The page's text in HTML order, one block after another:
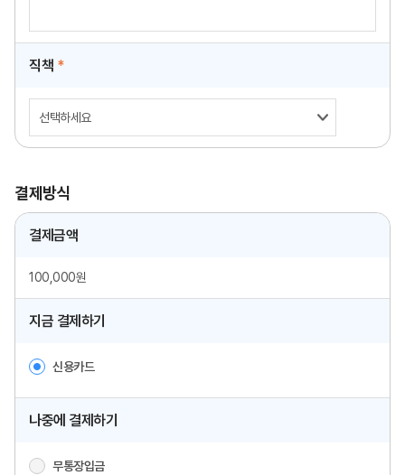
직책 *
결제방식
결제금액
100,000원
지금 결제하기
신용카드
나중에 결제하기
무통장입금